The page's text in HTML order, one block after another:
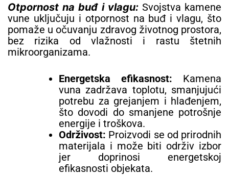
Otpornost na buđ i vlagu:Svojstva kamene
vune uključuju i otpornost na buđ i vlagu, što
pomaže u očuvanju zdravog životnog prostora,
bez rizika od vlažnosti i rastu štetnih
mikroorganizama.
Energetska efikasnost: Kamena
vuna zadržava toplotu, smanjujući
potrebu za grejanjem i hlađenjem,
što dovodi do smanjene potrošnje
energije i troškova.
Održivost: Proizvodi se od prirodnih
materijala i može biti održiv izbor
jer doprinosi energetskoj
efikasnosti objekata.